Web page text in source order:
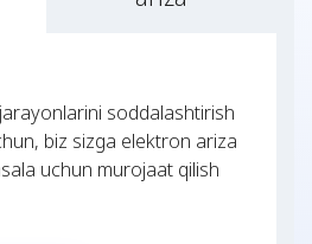
soddalashtirish
biz sizga elektron ariza
uchun murojaat qilish